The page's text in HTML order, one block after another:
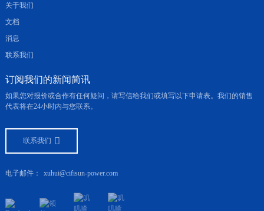
关于我们
文档
消息
联系我们
订阅我们的新闻简讯
如果您对报价或合作有任何疑问，请写信给我们或填写以下申请表。我们的销售
代表将在24小时内与您联系。
联系我们
电子邮件： xuhui@cifisun-power.com